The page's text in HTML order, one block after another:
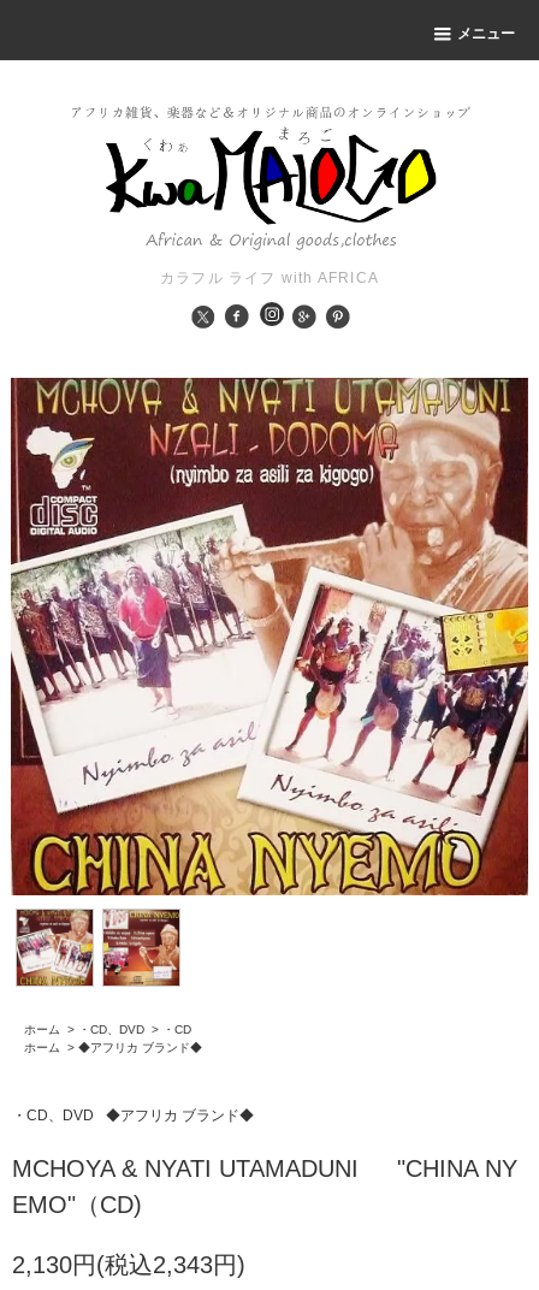
メニュー
カラフル ライフ with AFRICA
ホーム > ・CD、DVD >
・CD
ホーム
> ◆アフリカ ブランド◆
・CD、DVD ◆アフリカ ブランド◆
MCHOYA & NYATI UTAMADUNI "CHINA NY
EMO"（CD)
2,130円(税込2,343円)